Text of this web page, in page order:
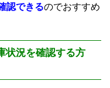
認できるのでおすすめ
状況を確認する方